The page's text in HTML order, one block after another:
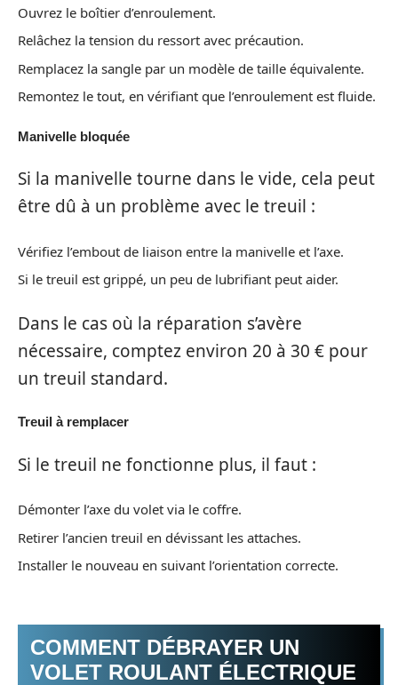
Ouvrez le boîtier d’enroulement.
Relâchez la tension du ressort avec précaution.
Remplacez la sangle par un modèle de taille équivalente.
Remontez le tout, en vérifiant que l’enroulement est fluide.
Manivelle bloquée
Si la manivelle tourne dans le vide, cela peut
être dû à un problème avec le treuil :
Vérifiez l’embout de liaison entre la manivelle et l’axe.
Si le treuil est grippé, un peu de lubrifiant peut aider.
Dans le cas où la réparation s’avère
nécessaire, comptez environ 20 à 30 € pour
un treuil standard.
Treuil à remplacer
Si le treuil ne fonctionne plus, il faut :
Démonter l’axe du volet via le coffre.
Retirer l’ancien treuil en dévissant les attaches.
Installer le nouveau en suivant l’orientation correcte.
COMMENT DÉBRAYER UN
VOLET ROULANT ÉLECTRIQUE